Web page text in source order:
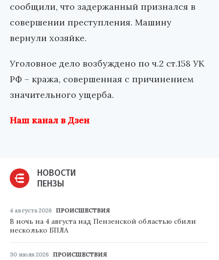
сообщили, что задержанный признался в
совершении преступления. Машину
вернули хозяйке.
Уголовное дело возбуждено по ч.2 ст.158 УК
РФ – кража, совершенная с причинением
значительного ущерба.
Наш канал в Дзен
НОВОСТИ
ПЕНЗЫ
4 августа 2026 ПРОИСШЕСТВИЯ
В ночь на 4 августа над Пензенской областью сбили
несколько БПЛА
30 июля 2026 ПРОИСШЕСТВИЯ